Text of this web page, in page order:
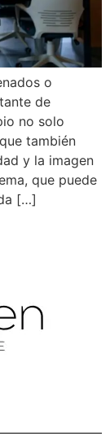
o
de
no solo
también
y la imagen
que puede
[…]